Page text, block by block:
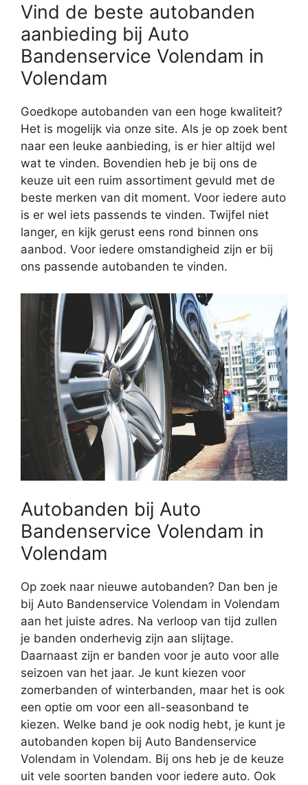
Vind de beste autobanden
aanbieding bij Auto
Bandenservice Volendam in
Volendam
Goedkope autobanden van een hoge kwaliteit?
Het is mogelijk via onze site. Als je op zoek bent
naar een leuke aanbieding, is er hier altijd wel
wat te vinden. Bovendien heb je bij ons de
keuze uit een ruim assortiment gevuld met de
beste merken van dit moment. Voor iedere auto
is er wel iets passends te vinden. Twijfel niet
langer, en kijk gerust eens rond binnen ons
aanbod. Voor iedere omstandigheid zijn er bij
ons passende autobanden te vinden.
Autobanden bij Auto
Bandenservice Volendam in
Volendam
Op zoek naar nieuwe autobanden? Dan ben je
bij Auto Bandenservice Volendam in Volendam
aan het juiste adres. Na verloop van tijd zullen
je banden onderhevig zijn aan slijtage.
Daarnaast zijn er banden voor je auto voor alle
seizoen van het jaar. Je kunt kiezen voor
zomerbanden of winterbanden, maar het is ook
een optie om voor een all-seasonband te
kiezen. Welke band je ook nodig hebt, je kunt je
autobanden kopen bij Auto Bandenservice
Volendam in Volendam. Bij ons heb je de keuze
uit vele soorten banden voor iedere auto. Ook